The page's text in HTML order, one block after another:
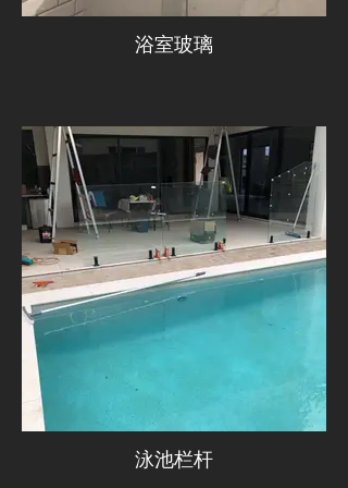
浴室玻璃
泳池栏杆